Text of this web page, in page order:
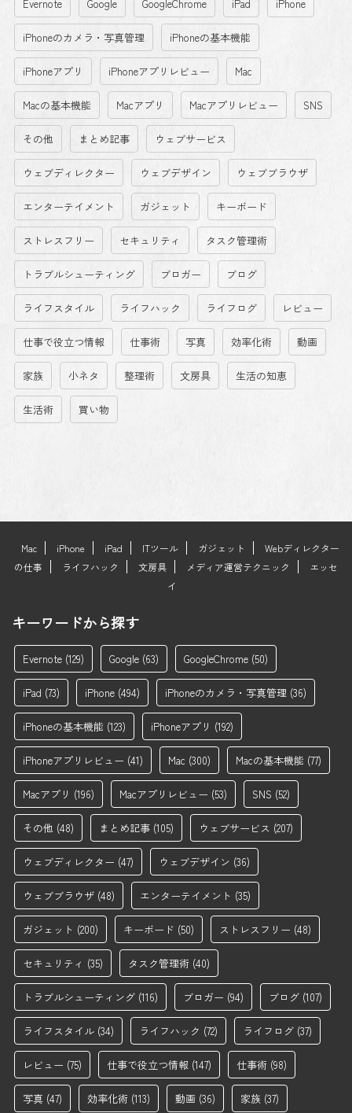
Evernote Google GoogleChrome iPad iPhone
iPhoneのカメラ・写真管理 iPhoneの基本機能
iPhoneアプリ iPhoneアプリレビュー Mac
Macの基本機能 Macアプリ Macアプリレビュー SNS
その他 まとめ記事 ウェブサービス
ウェブディレクター ウェブデザイン ウェブブラウザ
エンターテイメント ガジェット キーボード
ストレスフリー セキュリティ タスク管理術
トラブルシューティング ブロガー ブログ
ライフスタイル ライフハック ライフログ レビュー
仕事で役立つ情報 仕事術 写真 効率化術 動画
家族 小ネタ 整理術 文房具 生活の知恵
生活術 買い物
Mac iPhone iPad ITツール ガジェット
Webディレクター
の仕事
ライフハック 文房具 メディア運営テクニック
エッセ
イ
キーワードから探す
Evernote (129) Google (63) GoogleChrome (50)
iPad (73) iPhone (494) iPhoneのカメラ・写真管理 (36)
iPhoneの基本機能 (123) iPhoneアプリ (192)
iPhoneアプリレビュー (41) Mac (300) Macの基本機能 (77)
Macアプリ (196) Macアプリレビュー (53) SNS (52)
その他 (48) まとめ記事 (105) ウェブサービス (207)
ウェブディレクター (47) ウェブデザイン (36)
ウェブブラウザ (48) エンターテイメント (35)
ガジェット (200) キーボード (50) ストレスフリー (48)
セキュリティ (35) タスク管理術 (40)
トラブルシューティング (116) ブロガー (94) ブログ (107)
ライフスタイル (34) ライフハック (72) ライフログ (37)
レビュー (75) 仕事で役立つ情報 (147) 仕事術 (98)
写真 (47) 効率化術 (113) 動画 (36) 家族 (37)